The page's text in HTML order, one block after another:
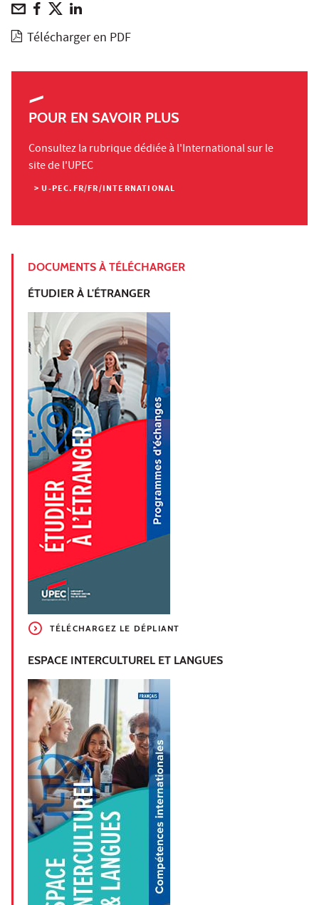
Télécharger en PDF
POUR EN SAVOIR PLUS
Consultez la rubrique dédiée à l'International sur le
site de l'UPEC
> U-PEC.FR/FR/INTERNATIONAL
DOCUMENTS À TÉLÉCHARGER
ÉTUDIER À L'ÉTRANGER
TÉLÉCHARGEZ LE DÉPLIANT
ESPACE INTERCULTUREL ET LANGUES